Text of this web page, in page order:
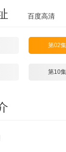
百度高清
第02集
第10集